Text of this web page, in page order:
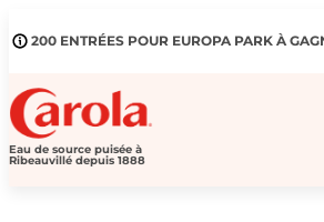
au 200 ENTRÉES POUR EUROPA PARK À
Eau de source puisée à
Ribeauvillé depuis 1888